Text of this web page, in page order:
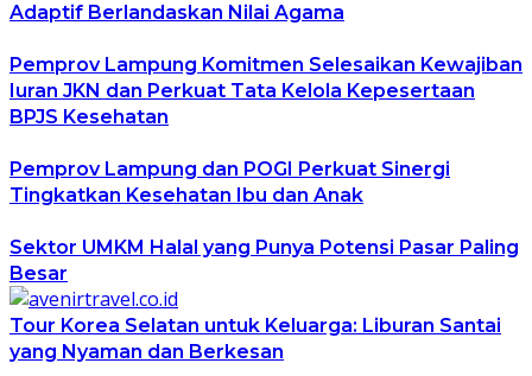
Adaptif Berlandaskan Nilai Agama
Pemprov Lampung Komitmen Selesaikan Kewajiban
Iuran JKN dan Perkuat Tata Kelola Kepesertaan
BPJS Kesehatan
Pemprov Lampung dan POGI Perkuat Sinergi
Tingkatkan Kesehatan Ibu dan Anak
Sektor UMKM Halal yang Punya Potensi Pasar Paling
Besar
Tour Korea Selatan untuk Keluarga: Liburan Santai
yang Nyaman dan Berkesan